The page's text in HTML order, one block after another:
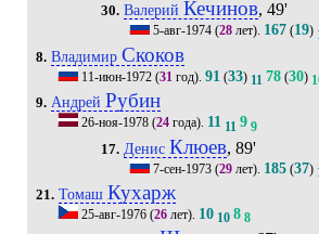
30. Валерий Кечинов, 49'
5-авг-1974 (28 лет). 167 (19)
8. Владимир Скоков
11-июн-1972(31 год). 91 (33) 11 78(30)
9. Андрей Рубин
26-ноя-1978(24года). 11 11 9 9
17. Денис Клюев, 89'
7-сен-1973 (29 лет). 185 (37)
21. Томаш Кухарж
25-авг-1976(26лет). 10 10 8 8